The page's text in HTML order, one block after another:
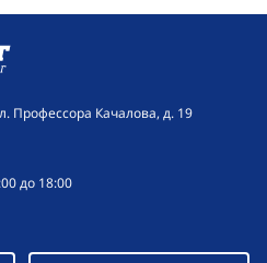
Профессора Качалова, д. 19
до 18:00